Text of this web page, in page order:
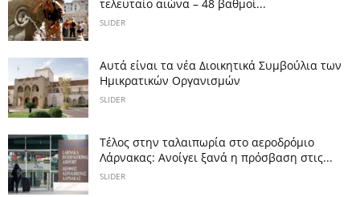
τελευταίο αιώνα – 48 βαθμοί...
SLIDER
Αυτά είναι τα νέα Διοικητικά Συμβούλια των
Ημικρατικών Οργανισμών
SLIDER
Tέλος στην ταλαιπωρία στο αεροδρόμιο
Λάρνακας: Ανοίγει ξανά η πρόσβαση στις...
SLIDER